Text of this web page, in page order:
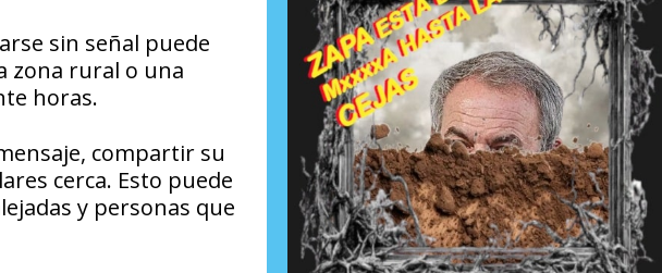
sin señal puede
zona rural o una
horas.
compartir su
cerca. Esto puede
y personas que